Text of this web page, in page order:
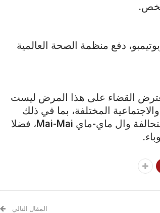
دفع منظمة الصحة العالمية
القضاء على هذا المرض ليست
المختلفة، بما في ذلك
أنشطة الجماعات المسلحة مثل القوى الديمقراطية المتحالفة وال ماي-ماي Mai-Mai، فضلا
المقال التالي